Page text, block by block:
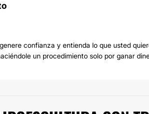
confianza y entienda lo que usted
un procedimiento solo por ganar